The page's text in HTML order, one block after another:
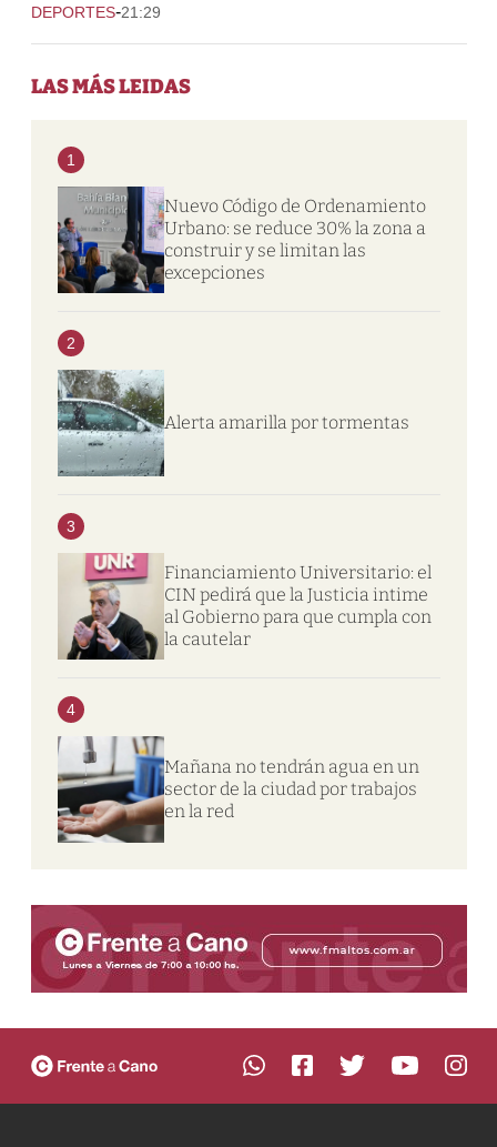
DEPORTES-21:29
LAS MÁS LEIDAS
1
Nuevo Código de Ordenamiento
Urbano: se reduce 30% la zona a
construir y se limitan las
excepciones
2
Alerta amarilla por tormentas
3
Financiamiento Universitario: el
CIN pedirá que la Justicia intime
al Gobierno para que cumpla con
la cautelar
4
Mañana no tendrán agua en un
sector de la ciudad por trabajos
en la red